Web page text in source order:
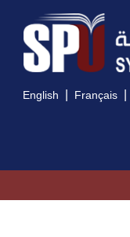
English | Français |